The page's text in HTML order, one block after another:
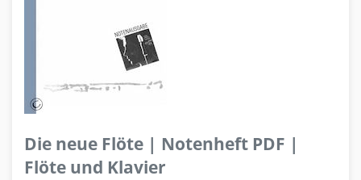
Die neue Flöte | Notenheft PDF |
Flöte und Klavier